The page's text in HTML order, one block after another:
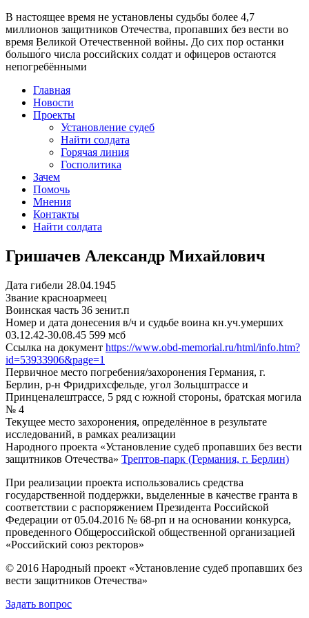
В настоящее время не установлены судьбы более 4,7
миллионов защитников Отечества, пропавших без вести во
время Великой Отечественной войны. До сих пор останки
большо́го числа российских солдат и офицеров остаются
непогребёнными
Главная
Новости
Проекты
Установление судеб
Найти солдата
Горячая линия
Госполитика
Зачем
Помочь
Мнения
Контакты
Найти солдата
Гришачев Александр Михайлович
Дата гибели 28.04.1945
Звание красноармеец
Воинская часть 36 зенит.п
Номер и дата донесения в/ч и судьбе воина кн.уч.умерших
03.12.42-30.08.45 599 мсб
Ссылка на документ https://www.obd-memorial.ru/html/info.htm?
id=53933906&page=1
Первичное место погребения/захоронения Германия, г.
Берлин, р-н Фридрихсфельде, угол Зольцштрассе и
Принценалештрассе, 5 ряд с южной стороны, братская могила
№ 4
Текущее место захоронения, определённое в результате
исследований, в рамках реализации
Народного проекта «Установление судеб пропавших без вести
защитников Отечества» Трептов-парк (Германия, г. Берлин)
При реализации проекта использовались средства
государственной поддержки, выделенные в качестве гранта в
соответствии с распоряжением Президента Российской
Федерации от 05.04.2016 № 68-рп и на основании конкурса,
проведенного Общероссийской общественной организацией
«Российский союз ректоров»
© 2016 Народный проект «Установление судеб пропавших без
вести защитников Отечества»
Задать вопрос